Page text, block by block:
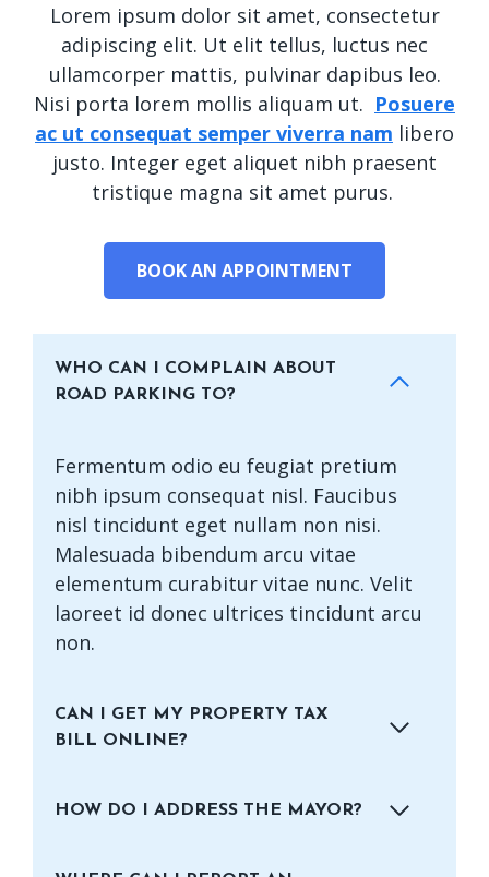
Lorem ipsum dolor sit amet, consectetur
adipiscing elit. Ut elit tellus, luctus nec
ullamcorper mattis, pulvinar dapibus leo.
Nisi porta lorem mollis aliquam ut. Posuere
ac ut consequat semper viverra nam libero
justo. Integer eget aliquet nibh praesent
tristique magna sit amet purus.
BOOK AN APPOINTMENT
WHO CAN I COMPLAIN ABOUT
ROAD PARKING TO?
Fermentum odio eu feugiat pretium
nibh ipsum consequat nisl. Faucibus
nisl tincidunt eget nullam non nisi.
Malesuada bibendum arcu vitae
elementum curabitur vitae nunc. Velit
laoreet id donec ultrices tincidunt arcu
non.
CAN I GET MY PROPERTY TAX
BILL ONLINE?
HOW DO I ADDRESS THE MAYOR?